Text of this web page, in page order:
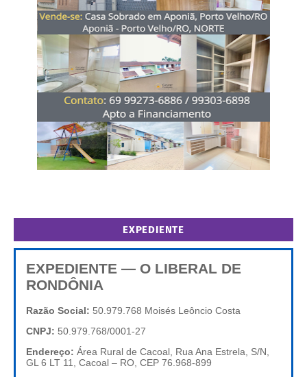
EXPEDIENTE
EXPEDIENTE — O LIBERAL DE
RONDÔNIA
Razão Social: 50.979.768 Moisés Leôncio Costa
CNPJ: 50.979.768/0001-27
Endereço: Área Rural de Cacoal, Rua Ana Estrela, S/N,
GL 6 LT 11, Cacoal – RO, CEP 76.968-899